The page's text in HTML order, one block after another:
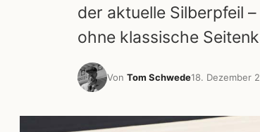
der aktuelle Silberpfeil
ohne klassische
Von Tom Schwede18. Dezember